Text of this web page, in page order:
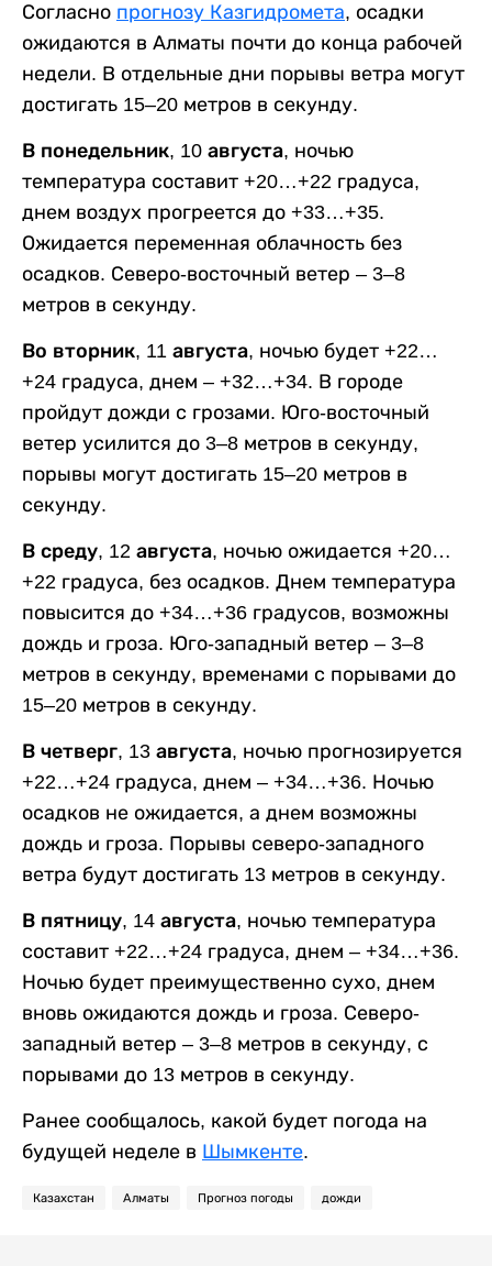
Согласно прогнозу Казгидромета, осадки
ожидаются в Алматы почти до конца рабочей
недели. В отдельные дни порывы ветра могут
достигать 15–20 метров в секунду.
В понедельник, 10 августа, ночью
температура составит +20…+22 градуса,
днем воздух прогреется до +33…+35.
Ожидается переменная облачность без
осадков. Северо-восточный ветер – 3–8
метров в секунду.
Во вторник, 11 августа, ночью будет +22…
+24 градуса, днем – +32…+34. В городе
пройдут дожди с грозами. Юго-восточный
ветер усилится до 3–8 метров в секунду,
порывы могут достигать 15–20 метров в
секунду.
В среду, 12 августа, ночью ожидается +20…
+22 градуса, без осадков. Днем температура
повысится до +34…+36 градусов, возможны
дождь и гроза. Юго-западный ветер – 3–8
метров в секунду, временами с порывами до
15–20 метров в секунду.
В четверг, 13 августа, ночью прогнозируется
+22…+24 градуса, днем – +34…+36. Ночью
осадков не ожидается, а днем возможны
дождь и гроза. Порывы северо-западного
ветра будут достигать 13 метров в секунду.
В пятницу, 14 августа, ночью температура
составит +22…+24 градуса, днем – +34…+36.
Ночью будет преимущественно сухо, днем
вновь ожидаются дождь и гроза. Северо-
западный ветер – 3–8 метров в секунду, с
порывами до 13 метров в секунду.
Ранее сообщалось, какой будет погода на
будущей неделе в Шымкенте.
Казахстан Алматы Прогноз погоды дожди